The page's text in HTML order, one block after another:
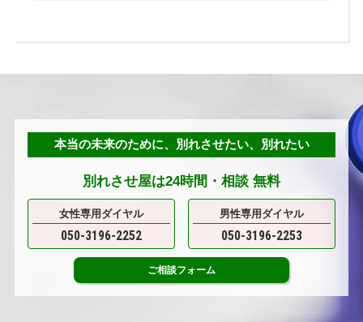
本当の未来のために、別れさせたい、別れたい
別れさせ屋は24時間・ 相談 無料
女性専用ダイヤル
050-3196-2252
男性専用ダイヤル
050-3196-2253
ご相談フォーム